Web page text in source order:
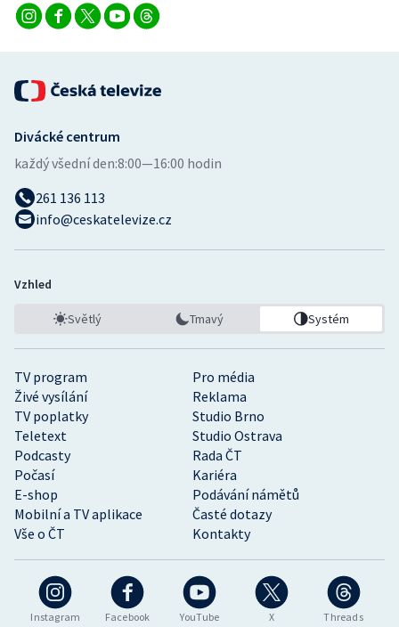
Volejbal
Ostatní
Instagram Facebook YouTube X Threads
TV program
Pro média
Živé vysílání
Reklama
TV poplatky
Studio Brno
Teletext
Studio Ostrava
Podcasty
Rada ČT
Počasí
Kariéra
E-shop
Podávání námětů
Mobilní a TV aplikace
Časté dotazy
Vše o ČT
Kontakty
Divácké centrum
každý všední den:8:00—16:00 hodin
261 136 113
info@ceskatelevize.cz
Vzhled
Světlý Tmavý Systém